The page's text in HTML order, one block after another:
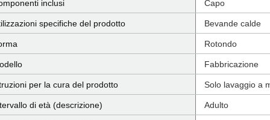
inclusi Capo
specifiche del prodotto Bevande calde
Rotondo
Fabbricazione
per la cura del prodotto Solo lavaggio a
di età (descrizione) Adulto